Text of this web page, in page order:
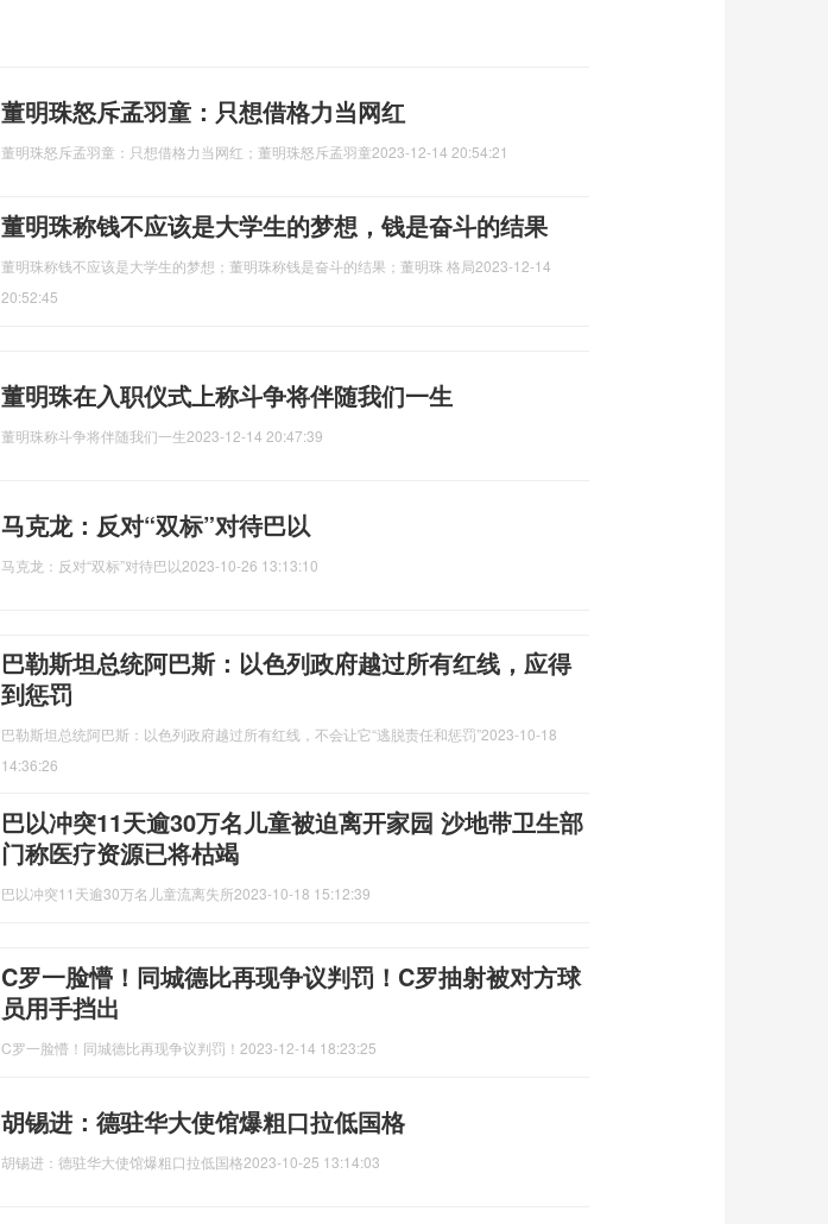
董明珠怒斥孟羽童：只想借格力当网红
董明珠怒斥孟羽童：只想借格力当网红；董明珠怒斥孟羽童2023-12-14 20:54:21
董明珠称钱不应该是大学生的梦想，钱是奋斗的结果
董明珠称钱不应该是大学生的梦想；董明珠称钱是奋斗的结果；董明珠 格局2023-12-14
20:52:45
董明珠在入职仪式上称斗争将伴随我们一生
董明珠称斗争将伴随我们一生2023-12-14 20:47:39
马克龙：反对“双标”对待巴以
马克龙：反对“双标”对待巴以2023-10-26 13:13:10
巴勒斯坦总统阿巴斯：以色列政府越过所有红线，应得
到惩罚
​巴勒斯坦总统阿巴斯：以色列政府越过所有红线，不会让它“逃脱责任和惩罚”2023-10-18
14:36:26
巴以冲突11天逾30万名儿童被迫离开家园 沙地带卫生部
门称医疗资源已将枯竭
巴以冲突11天逾30万名儿童流离失所2023-10-18 15:12:39
C罗一脸懵！同城德比再现争议判罚！C罗抽射被对方球
员用手挡出
C罗一脸懵！同城德比再现争议判罚！ 2023-12-14 18:23:25
胡锡进：德驻华大使馆爆粗口拉低国格
胡锡进：德驻华大使馆爆粗口拉低国格2023-10-25 13:14:03